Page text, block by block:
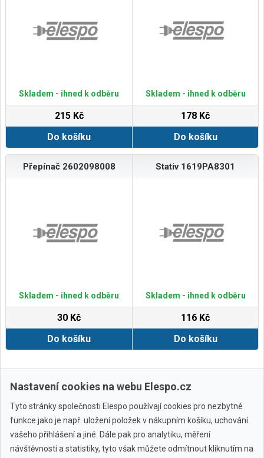
Skladem - ihned k odběru
215 Kč
Do košíku
Skladem - ihned k odběru
178 Kč
Do košíku
Přepínač 2602098008
Skladem - ihned k odběru
30 Kč
Do košíku
Stativ 1619PA8301
Skladem - ihned k odběru
116 Kč
Do košíku
Zobrazit další
Nastavení cookies na webu Elespo.cz
Tyto stránky společnosti Elespo používají cookies pro nezbytné
funkce jako je např. uložení položek v nákupním košíku, uchování
vašeho přihlášení a jiné. Dále pak pro analytiku, měření
návštěvnosti a statistiky, tyto však můžete odmítnout kliknutím na